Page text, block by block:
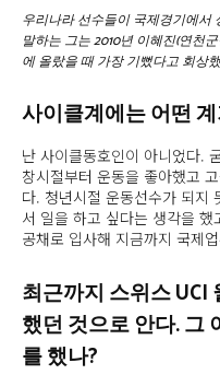
우리나라 선수들이 국제경기에서
말하는 그는 2010년 이혜진(연천
에 올랐을 때 가장 기뻤다고 회상
사이클계에는 어떤
난 사이클동호인이 아니었다.
창시절부터 운동을 좋아했고
다. 청년시절 운동선수가 되지
서 일을 하고 싶다는 생각을
공채로 입사해 지금까지 국제
최근까지 스위스
했던 것으로 안다. 그
를 했나?